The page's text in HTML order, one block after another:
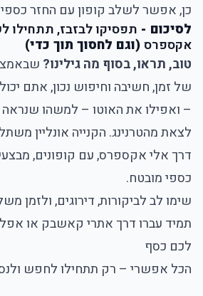
כן, אפשר לשלב קופון עם החזר כספי
לסיכום - תפסיקו לבזבז, תתחילו
אקספרס(וגם לחסוך תוך כדי)
טוב, תראו, בסוף מה גילינו?
של זמן, חשיבה וחיפוש נכון, אתם
– ואפילו את האוטו – למשהו שנראה
לצאת מהטרנינג. הקנייה אונליין
דרך אלי אקספרס, עם קופונים,
כספי מובטח.
שימו לב לביקורות, דירוגים, ולזמן
תמיד עברו דרך אתרי קאשבק או
לכם כסף
הכל אפשרי – רק תתחילו לחפש